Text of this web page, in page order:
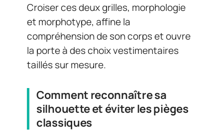
Croiser ces deux grilles, morphologie
et morphotype, affine la
compréhension de son corps et ouvre
la porte à des choix vestimentaires
taillés sur mesure.
Comment reconnaître sa
silhouette et éviter les pièges
classiques